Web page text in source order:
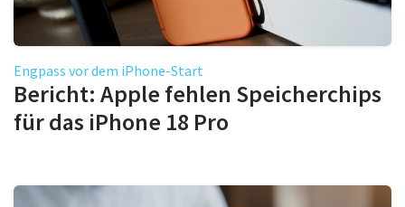
Engpass vor dem iPhone-Start
Bericht: Apple fehlen Speicherchips
für das iPhone 18 Pro